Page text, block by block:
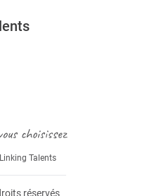
choisissez
Talents
réservés